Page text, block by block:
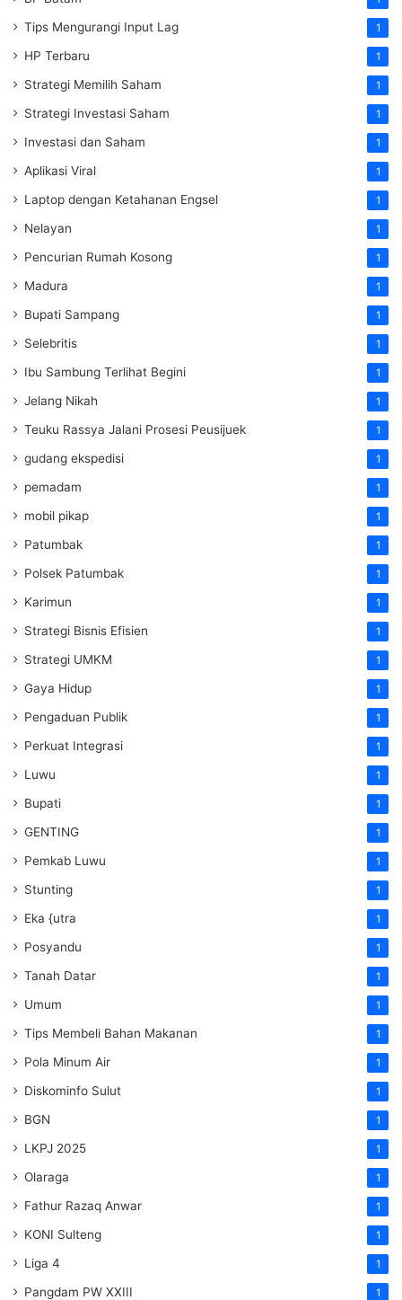
Tips Mengurangi Input Lag 1
HP Terbaru 1
Strategi Memilih Saham 1
Strategi Investasi Saham 1
Investasi dan Saham 1
Aplikasi Viral 1
Laptop dengan Ketahanan Engsel 1
Nelayan 1
Pencurian Rumah Kosong 1
Madura 1
Bupati Sampang 1
Selebritis 1
Ibu Sambung Terlihat Begini 1
Jelang Nikah 1
Teuku Rassya Jalani Prosesi Peusijuek 1
gudang ekspedisi 1
pemadam 1
mobil pikap 1
Patumbak 1
Polsek Patumbak 1
Karimun 1
Strategi Bisnis Efisien 1
Strategi UMKM 1
Gaya Hidup 1
Pengaduan Publik 1
Perkuat Integrasi 1
Luwu 1
Bupati 1
GENTING 1
Pemkab Luwu 1
Stunting 1
Eka {utra 1
Posyandu 1
Tanah Datar 1
Umum 1
Tips Membeli Bahan Makanan 1
Pola Minum Air 1
Diskominfo Sulut 1
BGN 1
LKPJ 2025 1
Olaraga 1
Fathur Razaq Anwar 1
KONI Sulteng 1
Liga 4 1
Pangdam PW XXIII 1